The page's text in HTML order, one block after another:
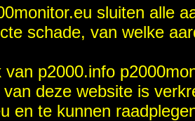
sluiten alle
schade, van welke
van p2000.info
deze website is
en te kunnen